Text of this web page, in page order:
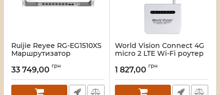
Ruijie Reyee RG-EG1510XS
Маршрутизатор
33 749,00 грн
World Vision Connect 4G
micro 2 LTE Wi-Fi роутер
1 827,00 грн